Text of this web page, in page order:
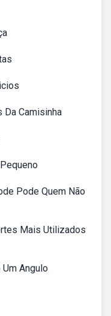
Da Camisinha
Pode Quem Não
Mais Utilizados
Angulo